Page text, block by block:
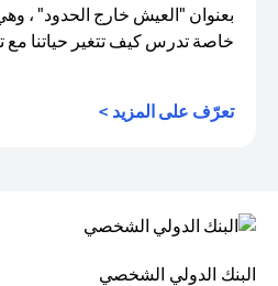
بعنوان "العيش خارج الحدود" ،
خاصة تدرس كيف تتغير حياتنا مع
تعرّف على المزيد >
البنك الدولي الشخصي